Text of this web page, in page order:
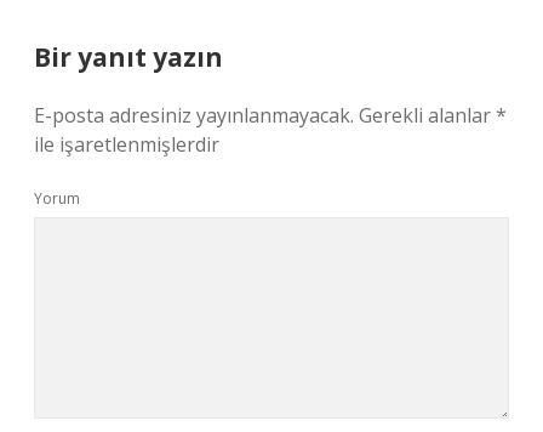
Bir yanıt yazın
E-posta adresiniz yayınlanmayacak. Gerekli alanlar*
ile işaretlenmişlerdir
Yorum